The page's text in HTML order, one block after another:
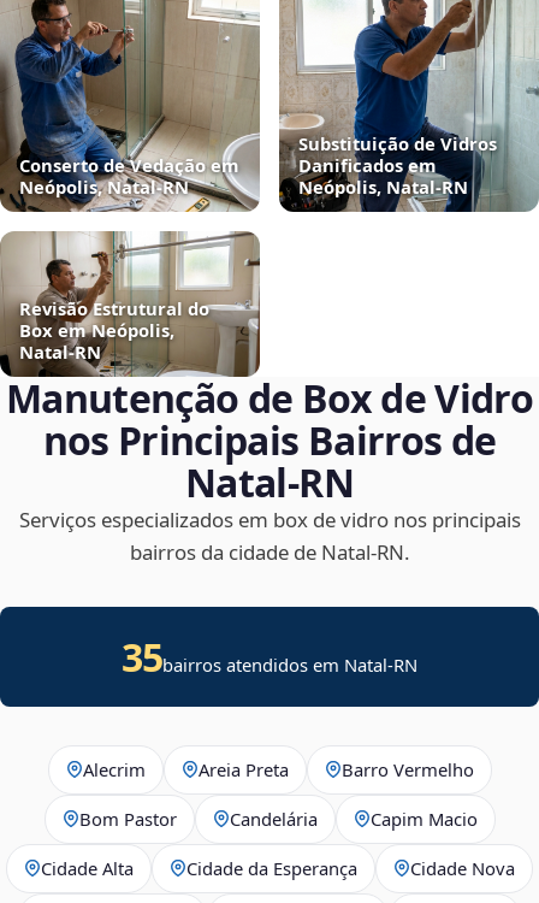
Conserto de Vedação em
Neópolis, Natal‑RN
Substituição de Vidros
Danificados em
Neópolis, Natal‑RN
Revisão Estrutural do
Box em Neópolis,
Natal‑RN
Manutenção de Box de Vidro
nos Principais Bairros de
Natal‑RN
Serviços especializados em box de vidro nos principais
bairros da cidade de Natal‑RN.
35bairros atendidos em Natal-RN
Alecrim Areia Preta Barro Vermelho
Bom Pastor Candelária Capim Macio
Cidade Alta Cidade da Esperança Cidade Nova